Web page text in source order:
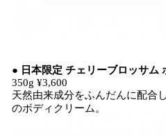
● 日本限定 チェリーブロッサム
350g ¥3,600
天然由来成分をふんだんに配合
のボディクリーム。